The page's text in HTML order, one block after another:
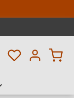
Du hast 0